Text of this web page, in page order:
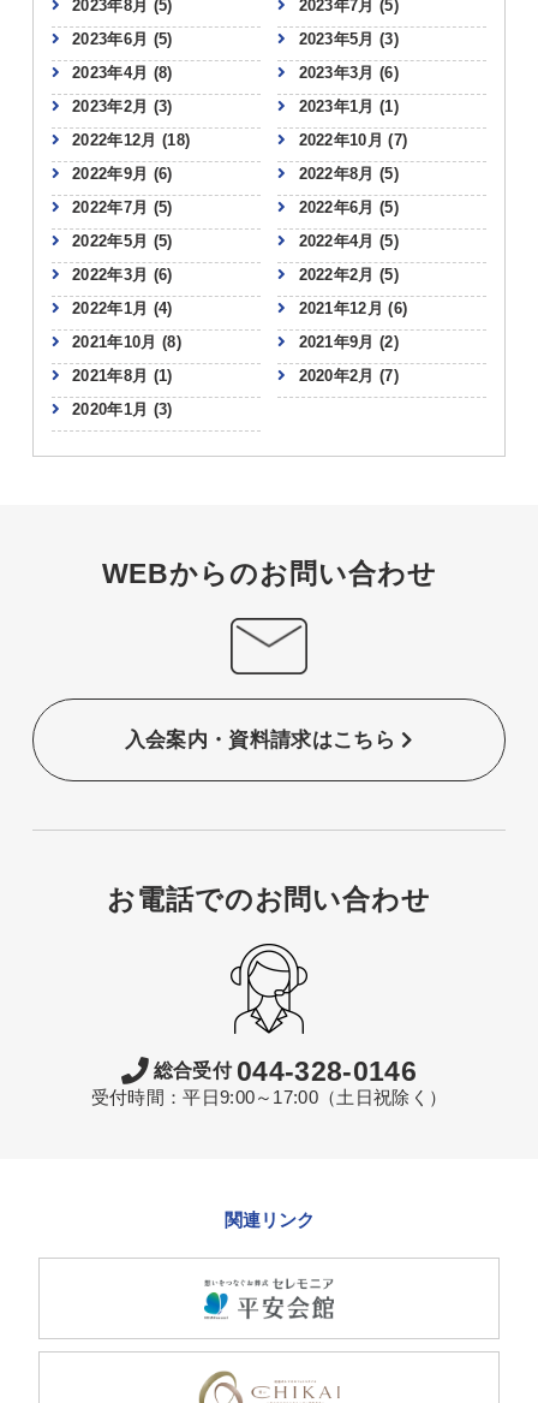
2023年8月 (5) 2023年7月 (5)
2023年6月 (5) 2023年5月 (3)
2023年4月 (8) 2023年3月 (6)
2023年2月 (3) 2023年1月 (1)
2022年12月 (18) 2022年10月 (7)
2022年9月 (6) 2022年8月 (5)
2022年7月 (5) 2022年6月 (5)
2022年5月 (5) 2022年4月 (5)
2022年3月 (6) 2022年2月 (5)
2022年1月 (4) 2021年12月 (6)
2021年10月 (8) 2021年9月 (2)
2021年8月 (1) 2020年2月 (7)
2020年1月 (3)
WEBからのお問い合わせ
入会案内・資料請求はこちら
お電話でのお問い合わせ
総合受付 044-328-0146
受付時間：平日9:00～17:00（土日祝除く）
関連リンク